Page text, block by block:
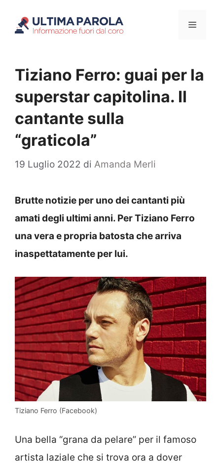
Menu
Tiziano Ferro: guai per la
superstar capitolina. Il
cantante sulla
“graticola”
19 Luglio 2022 di Amanda Merli
Brutte notizie per uno dei cantanti più
amati degli ultimi anni. Per Tiziano Ferro
una vera e propria batosta che arriva
inaspettatamente per lui.
Tiziano Ferro (Facebook)
Una bella “grana da pelare” per il famoso
artista laziale che si trova ora a dover